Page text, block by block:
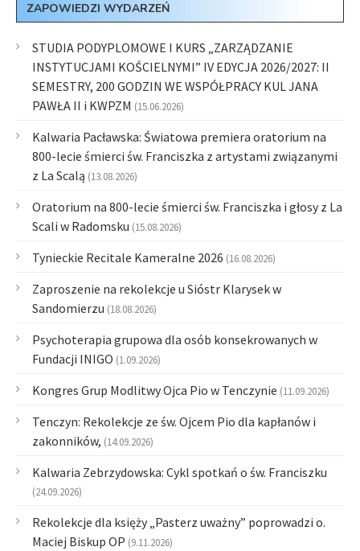
ZAPOWIEDZI WYDARZEŃ
STUDIA PODYPLOMOWE I KURS „ZARZĄDZANIE
INSTYTUCJAMI KOŚCIELNYMI” IV EDYCJA 2026/2027: II
SEMESTRY, 200 GODZIN WE WSPÓŁPRACY KUL JANA
PAWŁA II i KWPZM (15.06.2026)
Kalwaria Pacławska: Światowa premiera oratorium na
800-lecie śmierci św. Franciszka z artystami związanymi
z La Scalą (13.08.2026)
Oratorium na 800-lecie śmierci św. Franciszka i głosy z La
Scali w Radomsku (15.08.2026)
Tynieckie Recitale Kameralne 2026 (16.08.2026)
Zaproszenie na rekolekcje u Sióstr Klarysek w
Sandomierzu (18.08.2026)
Psychoterapia grupowa dla osób konsekrowanych w
Fundacji INIGO (1.09.2026)
Kongres Grup Modlitwy Ojca Pio w Tenczynie (11.09.2026)
Tenczyn: Rekolekcje ze św. Ojcem Pio dla kapłanów i
zakonników, (14.09.2026)
Kalwaria Zebrzydowska: Cykl spotkań o św. Franciszku
(24.09.2026)
Rekolekcje dla księży „Pasterz uważny” poprowadzi o.
Maciej Biskup OP (9.11.2026)